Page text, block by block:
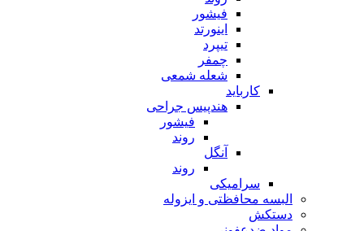
فیشور
اینورتد
تیپرد
چمفر
شعله شمعی
کارباید
هندپیس جراحی
فیشور
روند
آنگل
روند
سرامیکی
البسه محافظتی و ایزوله
دستکش